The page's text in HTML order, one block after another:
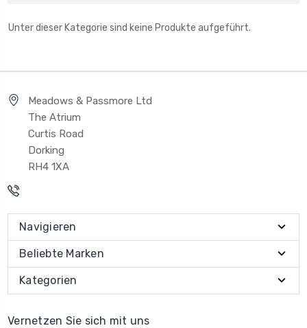
Unter dieser Kategorie sind keine Produkte aufgeführt.
Meadows & Passmore Ltd
The Atrium
Curtis Road
Dorking
RH4 1XA
Navigieren
Beliebte Marken
Kategorien
Vernetzen Sie sich mit uns